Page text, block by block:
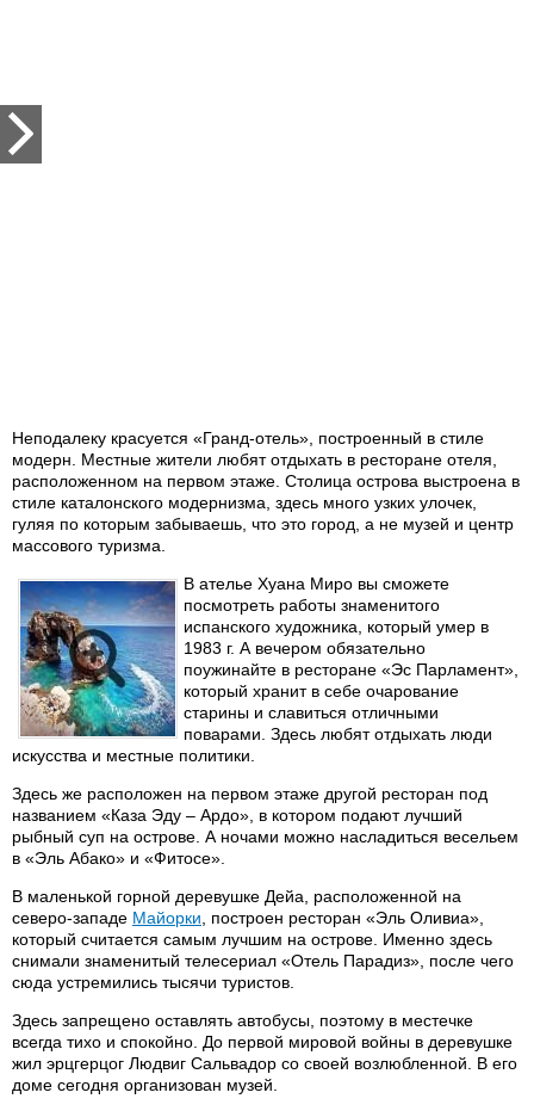
Неподалеку красуется «Гранд-отель», построенный в стиле
модерн. Местные жители любят отдыхать в ресторане отеля,
расположенном на первом этаже. Столица острова выстроена в
стиле каталонского модернизма, здесь много узких улочек,
гуляя по которым забываешь, что это город, а не музей и центр
массового туризма.
В ателье Хуана Миро вы сможете
посмотреть работы знаменитого
испанского художника, который умер в
1983 г. А вечером обязательно
поужинайте в ресторане «Эс Парламент»,
который хранит в себе очарование
старины и славиться отличными
поварами. Здесь любят отдыхать люди
искусства и местные политики.
Здесь же расположен на первом этаже другой ресторан под
названием «Каза Эду – Ардо», в котором подают лучший
рыбный суп на острове. А ночами можно насладиться весельем
в «Эль Абако» и «Фитосе».
В маленькой горной деревушке Дейа, расположенной на
северо-западе Майорки , построен ресторан «Эль Оливиа»,
который считается самым лучшим на острове. Именно здесь
снимали знаменитый телесериал «Отель Парадиз», после чего
сюда устремились тысячи туристов.
Здесь запрещено оставлять автобусы, поэтому в местечке
всегда тихо и спокойно. До первой мировой войны в деревушке
жил эрцгерцог Людвиг Сальвадор со своей возлюбленной. В его
доме сегодня организован музей.